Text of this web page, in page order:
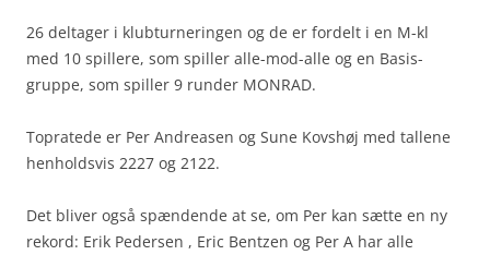
26 deltager i klubturneringen og de er fordelt i en M-kl
med 10 spillere, som spiller alle-mod-alle og en Basis-
gruppe, som spiller 9 runder MONRAD.
Topratede er Per Andreasen og Sune Kovshøj med tallene
henholdsvis 2227 og 2122.
Det bliver også spændende at se, om Per kan sætte en ny
rekord: Erik Pedersen , Eric Bentzen og Per A har alle